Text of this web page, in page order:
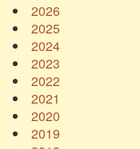
2026
2025
2024
2023
2022
2021
2020
2019